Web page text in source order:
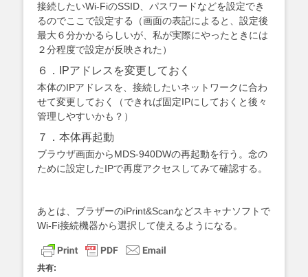
接続したいWi-FiのSSID、パスワードなどを設定でき
るのでここで設定する（画面の表記によると、設定後
最大６分かかるらしいが、私が実際にやったときには
２分程度で設定が反映された）
６．IPアドレスを変更しておく
本体のIPアドレスを、接続したいネットワークに合わ
せて変更しておく（できれば固定IPにしておくと後々
管理しやすいかも？）
７．本体再起動
ブラウザ画面からMDS-940DWの再起動を行う。念の
ために設定したIPで再度アクセスしてみて確認する。
あとは、ブラザーのiPrint&Scanなどスキャナソフトで
Wi-Fi接続機器から選択して使えるようになる。
共有: